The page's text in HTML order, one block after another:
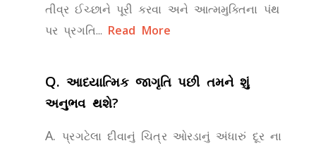
તીવ્ર ઈચ્છાને પૂરી કરવા અને આત્મમુક્તિના પંથ
પર પ્રગતિ... Read More
Q.આધ્યાત્મિક જાગૃતિ પછી તમને શું
અનુભવ થશે?
A. પ્રગટેલા દીવાનું ચિત્ર ઓરડાનું અંધારું દૂર ના